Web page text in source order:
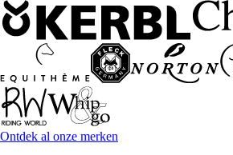
Ontdek al onze merken